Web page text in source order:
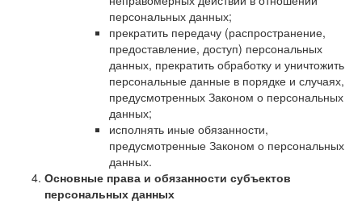
персональных данных;
прекратить передачу (распространение,
предоставление, доступ) персональных
данных, прекратить обработку и уничтожить
персональные данные в порядке и случаях,
предусмотренных Законом о персональных
данных;
исполнять иные обязанности,
предусмотренные Законом о персональных
данных.
Основные права и обязанности субъектов
персональных данных